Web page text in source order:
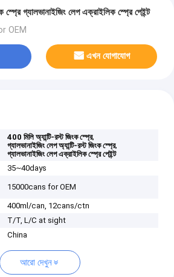
স্প্রে গ্যালভানাইজিং লেপ এক্রাইলিক স্প্রে পেইন্ট
OEM
এখন যোগাযোগ
400 মিলি অ্যান্টি-রস্ট জিংক স্প্রে,
গ্যালভানাইজিং লেপ অ্যান্টি-রস্ট জিংক স্প্রে,
গ্যালভানাইজিং লেপ এক্রাইলিক স্প্রে পেইন্ট
35~40days
15000cans for OEM
400ml/can, 12cans/ctn
T/T, L/C at sight
China
আরো দেখুন